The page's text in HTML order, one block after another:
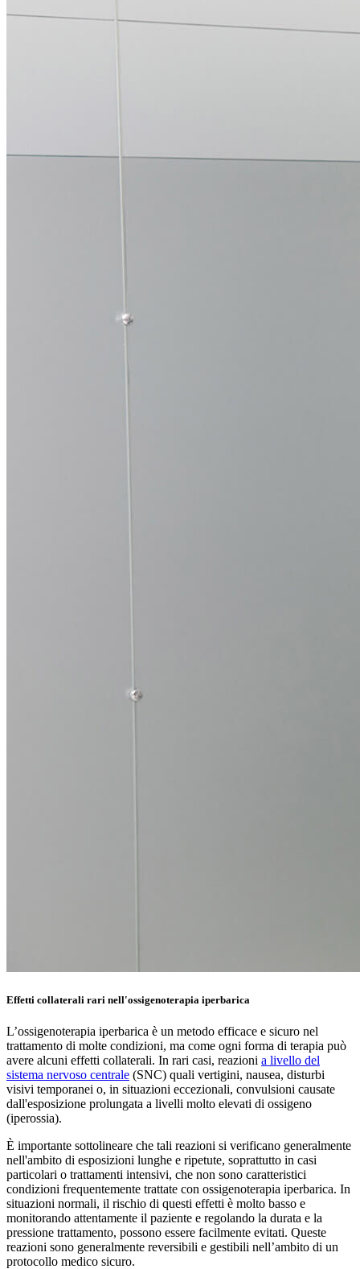
Effetti collaterali rari nell'ossigenoterapia iperbarica
L’ossigenoterapia iperbarica è un metodo efficace e sicuro nel
trattamento di molte condizioni, ma come ogni forma di terapia può
avere alcuni effetti collaterali. In rari casi, reazioni a livello del
sistema nervoso centrale (SNC) quali vertigini, nausea, disturbi
visivi temporanei o, in situazioni eccezionali, convulsioni causate
dall'esposizione prolungata a livelli molto elevati di ossigeno
(iperossia).
È importante sottolineare che tali reazioni si verificano generalmente
nell'ambito di esposizioni lunghe e ripetute, soprattutto in casi
particolari o trattamenti intensivi, che non sono caratteristici
condizioni frequentemente trattate con ossigenoterapia iperbarica. In
situazioni normali, il rischio di questi effetti è molto basso e
monitorando attentamente il paziente e regolando la durata e la
pressione trattamento, possono essere facilmente evitati. Queste
reazioni sono generalmente reversibili e gestibili nell’ambito di un
protocollo medico sicuro.